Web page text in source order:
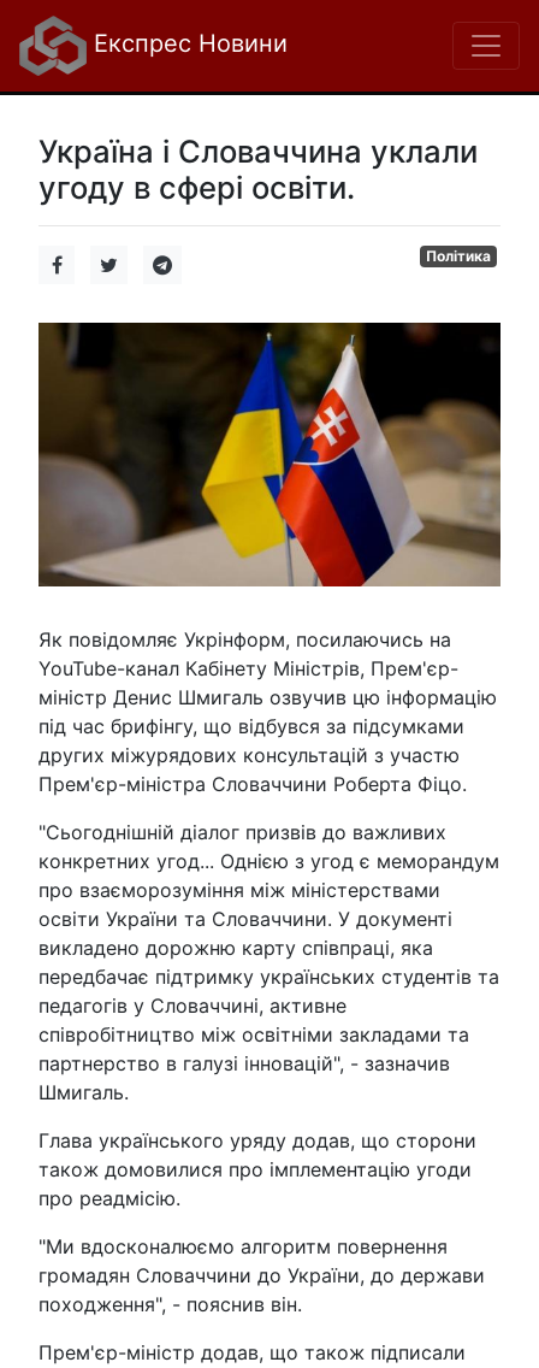
Експрес Новини
Україна і Словаччина уклали
угоду в сфері освіти.
Політика
Як повідомляє Укрінформ, посилаючись на
YouTube-канал Кабінету Міністрів, Прем'єр-
міністр Денис Шмигаль озвучив цю інформацію
під час брифінгу, що відбувся за підсумками
других міжурядових консультацій з участю
Прем'єр-міністра Словаччини Роберта Фіцо.
"Сьогоднішній діалог призвів до важливих
конкретних угод... Однією з угод є меморандум
про взаєморозуміння між міністерствами
освіти України та Словаччини. У документі
викладено дорожню карту співпраці, яка
передбачає підтримку українських студентів та
педагогів у Словаччині, активне
співробітництво між освітніми закладами та
партнерство в галузі інновацій", - зазначив
Шмигаль.
Глава українського уряду додав, що сторони
також домовилися про імплементацію угоди
про реадмісію.
"Ми вдосконалюємо алгоритм повернення
громадян Словаччини до України, до держави
походження", - пояснив він.
Прем'єр-міністр додав, що також підписали